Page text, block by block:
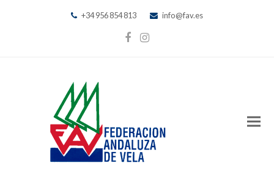
+34 956 854 813 info@fav.es
Facebook
Instagram